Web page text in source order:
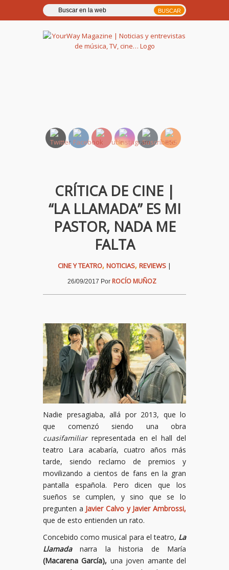
CRÍTICA DE CINE |
“LA LLAMADA” ES MI
PASTOR, NADA ME
FALTA
CINE Y TEATRO, NOTICIAS, REVIEWS |
26/09/2017 Por ROCÍO MUÑOZ
Nadie presagiaba, allá por 2013, que lo
que comenzó siendo una obra
cuasifamiliarrepresentada en el hall del
teatro Lara acabaría, cuatro años más
tarde, siendo reclamo de premios y
movilizando a cientos de fans en la gran
pantalla española. Pero dicen que los
sueños se cumplen, y sino que se lo
pregunten a Javier Calvo y Javier Ambrossi,
que de esto entienden un rato.
Concebido como musical para el teatro, La
Llamadanarra la historia de María
(Macarena García), una joven amante del